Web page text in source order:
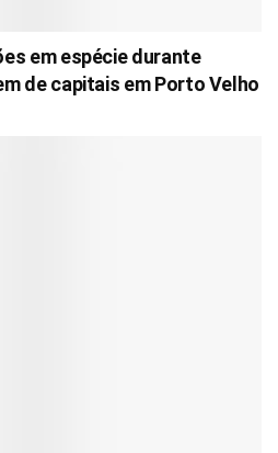
em espécie durante
de capitais em Porto Velho